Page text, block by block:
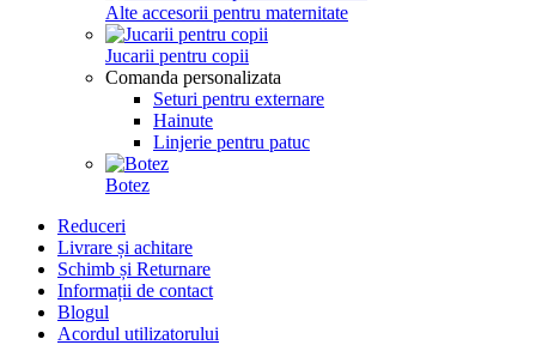
Alte accesorii pentru maternitate
Jucarii pentru copii
Comanda personalizata
Seturi pentru externare
Hainute
Linjerie pentru patuc
Botez
Reduceri
Livrare și achitare
Schimb și Returnare
Informații de contact
Blogul
Acordul utilizatorului